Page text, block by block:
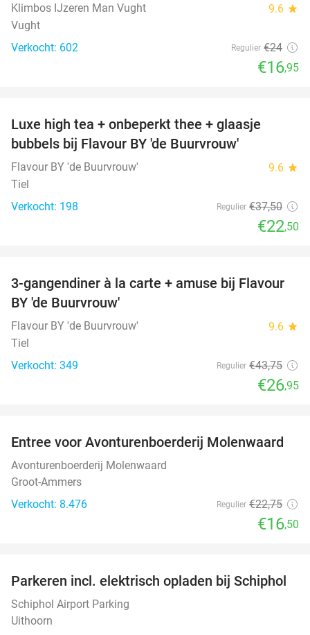
Klimbos IJzeren Man Vught 9.6 star
Vught
Verkocht: 602
Regulier €24
€16,95
Luxe high tea + onbeperkt thee + glaasje
bubbels bij Flavour BY 'de Buurvrouw'
Flavour BY 'de Buurvrouw' 9.6 star
Tiel
Verkocht: 198
Regulier €37,50
€22,50
38%
3-gangendiner à la carte + amuse bij Flavour
BY 'de Buurvrouw'
Flavour BY 'de Buurvrouw' 9.6 star
Tiel
Verkocht: 349
Regulier €43,75
€26,95
27%
Entree voor Avonturenboerderij Molenwaard
Avonturenboerderij Molenwaard
Groot-Ammers
Verkocht: 8.476
Regulier €22,75
€16,50
11%
Parkeren incl. elektrisch opladen bij Schiphol
Schiphol Airport Parking
Uithoorn